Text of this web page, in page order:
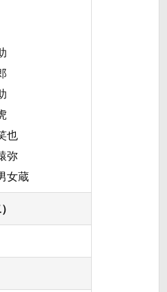
也
弥
女蔵